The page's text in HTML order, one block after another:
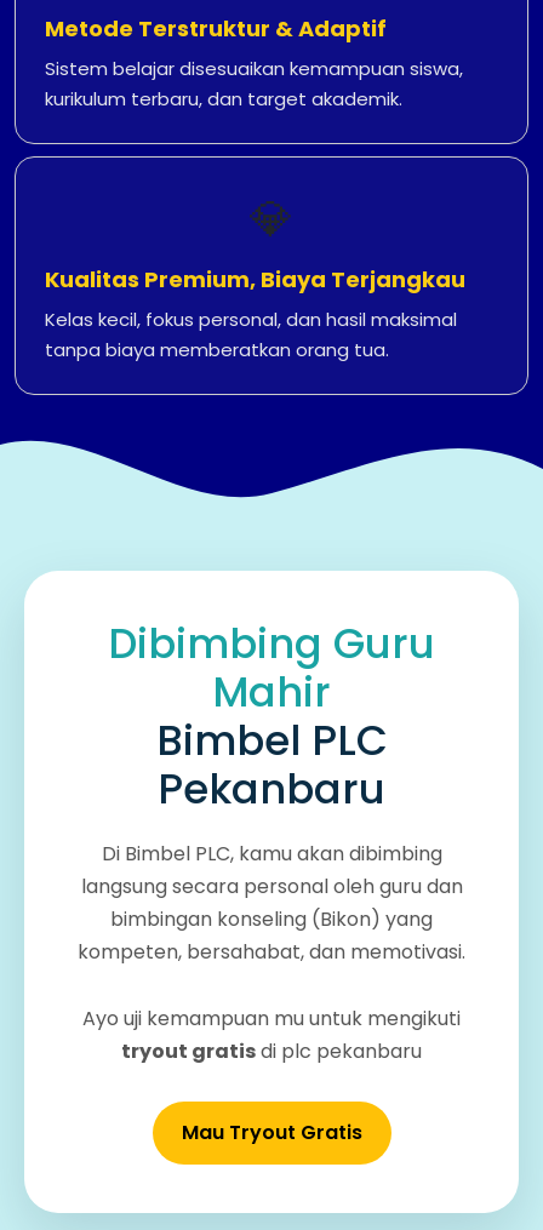
Metode Terstruktur & Adaptif
Sistem belajar disesuaikan kemampuan siswa,
kurikulum terbaru, dan target akademik.
💎
Kualitas Premium, Biaya Terjangkau
Kelas kecil, fokus personal, dan hasil maksimal
tanpa biaya memberatkan orang tua.
Dibimbing Guru
Mahir
Bimbel PLC
Pekanbaru
Di Bimbel PLC, kamu akan dibimbing
langsung secara personal oleh guru dan
bimbingan konseling (Bikon) yang
kompeten, bersahabat, dan memotivasi.
Ayo uji kemampuan mu untuk mengikuti
tryout gratisdi plc pekanbaru
Mau Tryout Gratis